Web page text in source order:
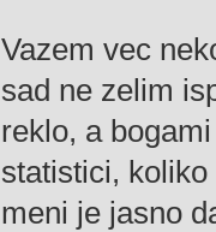
Vazem vec
sad ne zelim
reklo, a
statistici,
meni je jasno